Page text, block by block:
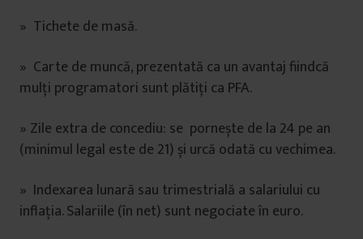
» Tichete de masă.
» Carte de muncă, prezentată ca un avantaj fiindcă
mulți programatori sunt plătiți ca PFA.
» Zile extra de concediu: se pornește de la 24 pe an
(minimul legal este de 21) și urcă odată cu vechimea.
» Indexarea lunară sau trimestrială a salariului cu
inflația. Salariile (în net) sunt negociate în euro.